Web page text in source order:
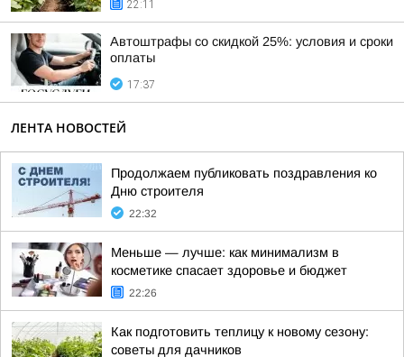
22:11
Автоштрафы со скидкой 25%: условия и сроки
оплаты
17:37
ЛЕНТА НОВОСТЕЙ
Продолжаем публиковать поздравления ко
Дню строителя
22:32
Меньше — лучше: как минимализм в
косметике спасает здоровье и бюджет
22:26
Как подготовить теплицу к новому сезону:
советы для дачников